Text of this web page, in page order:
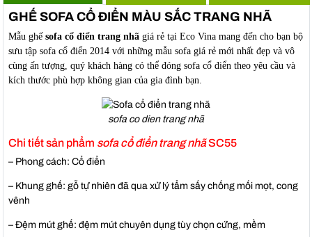
GHẾ SOFA CỔ ĐIỂN MÀU SẮC TRANG NHÃ
Mẫu ghế sofa cổ điển trang nhãgiá rẻ tại Eco Vina mang đến cho bạn bộ
sưu tập sofa cổ điển 2014 với những mẫu sofa giá rẻ mới nhất đẹp và vô
cùng ấn tượng, quý khách hàng có thể đóng sofa cổ điển theo yêu cầu và
kích thước phù hợp không gian của gia đình bạn.
sofa co dien trang nhã
Chi tiết sản phẩm sofa cổ điển trang nhãSC55
– Phong cách: Cổ điển
– Khung ghế: gỗ tự nhiên đã qua xử lý tẩm sấy chống mối mọt, cong
vênh
– Đệm mút ghế: đệm mút chuyên dụng tùy chọn cứng, mềm